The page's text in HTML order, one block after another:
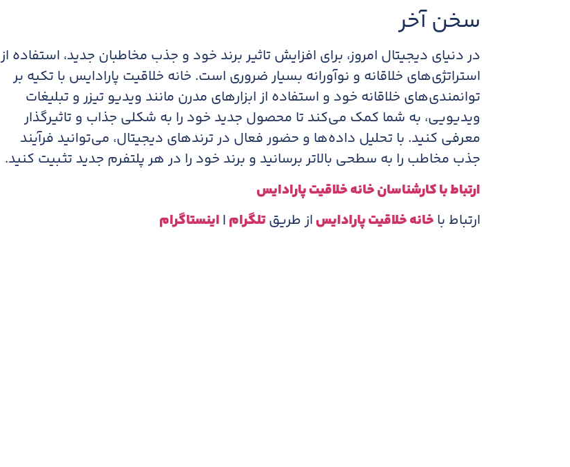
سخن آخر
در دنیای دیجیتال امروز، برای افزایش تاثیر برند خود و جذب مخاطبان جدید، استفاده از
استراتژی‌های خلاقانه و نوآورانه بسیار ضروری است. خانه خلاقیت پارادایس با تکیه بر
توانمندی‌های خلاقانه خود و استفاده از ابزارهای مدرن مانند ویدیو تیزر و تبلیغات
ویدیویی، به شما کمک می‌کند تا محصول جدید خود را به شکلی جذاب و تاثیرگذار
معرفی کنید. با تحلیل داده‌ها و حضور فعال در ترندهای دیجیتال، می‌توانید فرآیند
جذب مخاطب را به سطحی بالاتر برسانید و برند خود را در هر پلتفرم جدید تثبیت کنید.
ارتباط با کارشناسان خانه خلاقیت پارادایس
ارتباط باخانه خلاقیت پارادایساز طریقتلگرام|اینستاگرام